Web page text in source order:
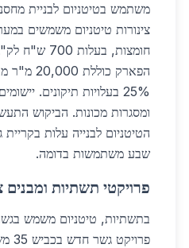
משתמש בטיטניום לבניית
צינורות טיטניום משמשים
הפארק
25% בעלויות תיקונים.
הטיטניום לבנייה עלות
שבע משתמשות בדומה.
פרויקטי תשתיות ומבנים
בתשתיות, טיטניום משמש